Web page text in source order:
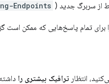
از سربرگ جدید ( Endpoints
برای تمام پاسخ‌هایی که ممکن است
انتظار ترافیک بیشتری را